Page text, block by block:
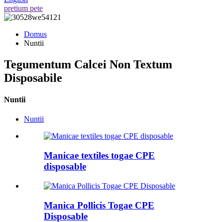
pretium pete
Domus
Nuntii
Tegumentum Calcei Non Textum
Disposabile
Nuntii
Nuntii
Manicae textiles togae CPE
disposable
Manica Pollicis Togae CPE
Disposable